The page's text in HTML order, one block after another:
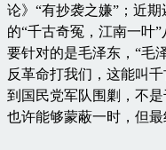
论》“有抄袭之嫌”；近
的“千古奇冤，江南一叶
要针对的是毛泽东，“毛
反革命打我们，这能叫
到国民党军队围剿，不
也许能够蒙蔽一时，但最